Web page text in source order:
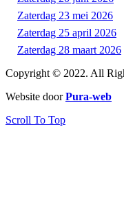
Zaterdag 23 mei 2026
Zaterdag 25 april 2026
Zaterdag 28 maart 2026
Copyright © 2022. All
Website doorPura-web
Scroll To Top